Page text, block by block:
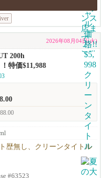
2026年08月04日(火)
200h
特価$11,988
歴無し、クリーンタイトル
#63523